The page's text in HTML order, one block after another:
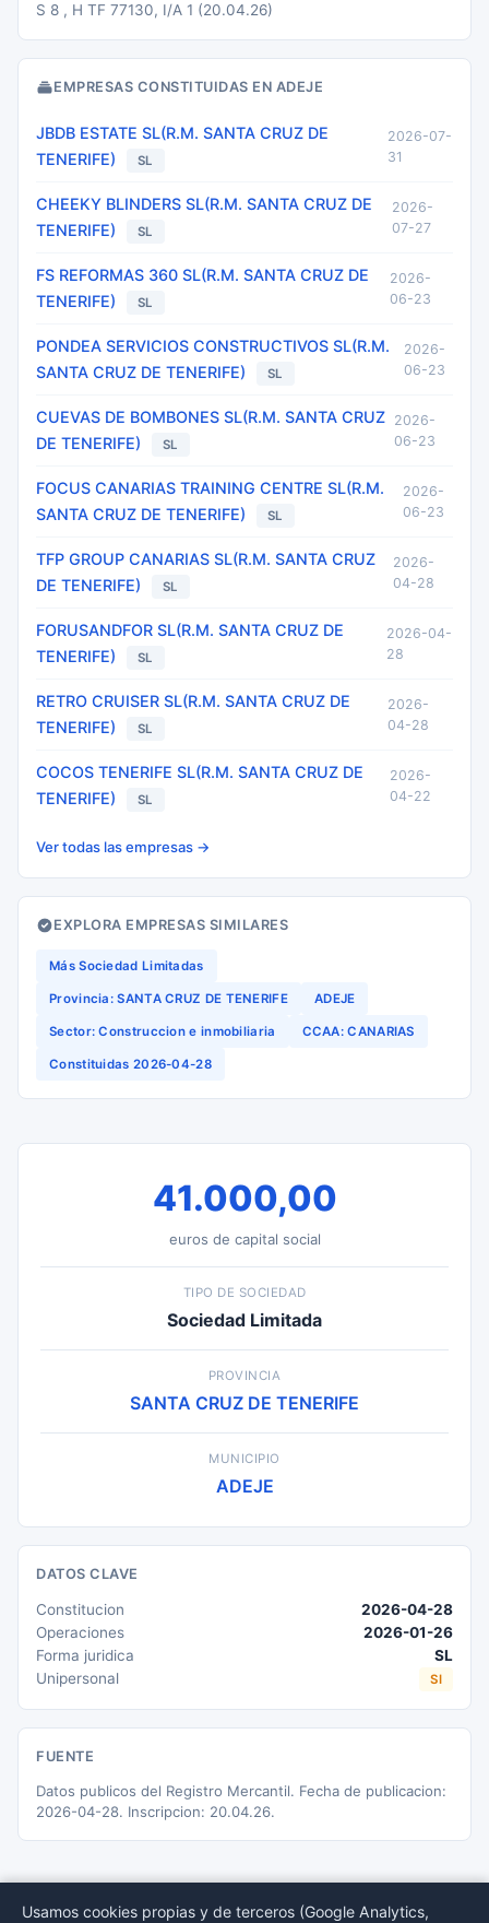
S 8 , H TF 77130, I/A 1 (20.04.26)
EMPRESAS CONSTITUIDAS EN ADEJE
JBDB ESTATE SL(R.M. SANTA CRUZ DE
TENERIFE)
SL
2026-07-
31
CHEEKY BLINDERS SL(R.M. SANTA CRUZ DE
TENERIFE)
SL
2026-
07-27
FS REFORMAS 360 SL(R.M. SANTA CRUZ DE
TENERIFE)
SL
2026-
06-23
PONDEA SERVICIOS CONSTRUCTIVOS SL(R.M.
SANTA CRUZ DE TENERIFE)
SL
2026-
06-23
CUEVAS DE BOMBONES SL(R.M. SANTA CRUZ
DE TENERIFE)
SL
2026-
06-23
FOCUS CANARIAS TRAINING CENTRE SL(R.M.
SANTA CRUZ DE TENERIFE)
SL
2026-
06-23
TFP GROUP CANARIAS SL(R.M. SANTA CRUZ
DE TENERIFE)
SL
2026-
04-28
FORUSANDFOR SL(R.M. SANTA CRUZ DE
TENERIFE)
SL
2026-04-
28
RETRO CRUISER SL(R.M. SANTA CRUZ DE
TENERIFE)
SL
2026-
04-28
COCOS TENERIFE SL(R.M. SANTA CRUZ DE
TENERIFE)
SL
2026-
04-22
Ver todas las empresas →
EXPLORA EMPRESAS SIMILARES
Más Sociedad Limitadas
Provincia: SANTA CRUZ DE TENERIFE ADEJE
Sector: Construccion e inmobiliaria CCAA: CANARIAS
Constituidas 2026-04-28
41.000,00
euros de capital social
TIPO DE SOCIEDAD
Sociedad Limitada
PROVINCIA
SANTA CRUZ DE TENERIFE
MUNICIPIO
ADEJE
DATOS CLAVE
Constitucion
2026-04-28
Operaciones
2026-01-26
Forma juridica
SL
Unipersonal
SI
FUENTE
Datos publicos del Registro Mercantil. Fecha de publicacion:
2026-04-28. Inscripcion: 20.04.26.
Usamos cookies propias y de terceros (Google Analytics,